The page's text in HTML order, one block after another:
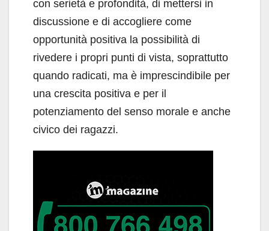
con serietà e profondità, di mettersi in
discussione e di accogliere come
opportunità positiva la possibilità di
rivedere i propri punti di vista, soprattutto
quando radicati, ma è imprescindibile per
una crescita positiva e per il
potenziamento del senso morale e anche
civico dei ragazzi.